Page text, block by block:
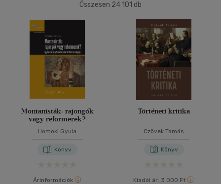
4500 Ft felett
Korosztály szerint
Gyermek
(15)
3 - 6 év
Ifjúsági(67)
6 -10 év(8)
10 - 14 év
mind(49)
Összesen 24 101 db
Montanisták: rajongók
vagy reformerek?
Homoki Gyula
Könyv
Árinformációk
Történeti kritika
Czövek Tamás
Könyv
Kiadói ár: 3 000 Ft